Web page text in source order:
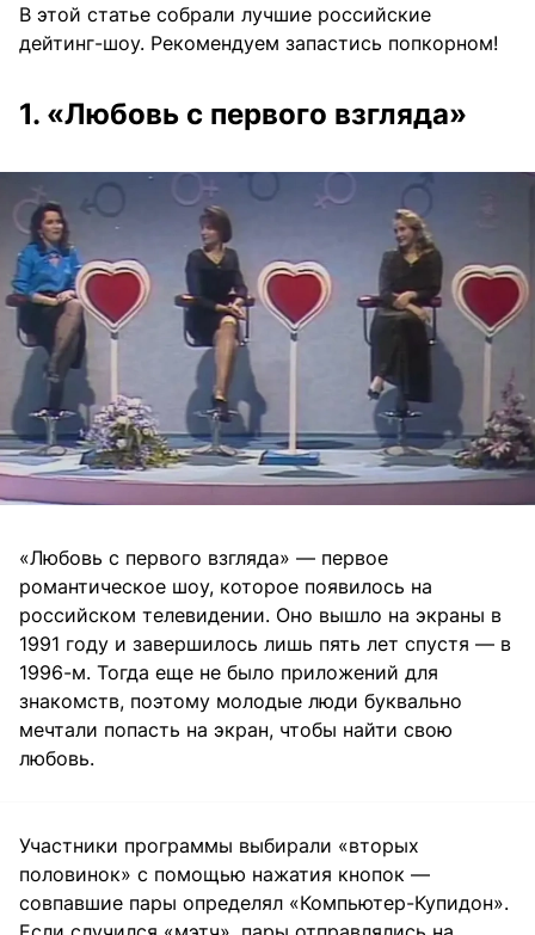
В этой статье собрали лучшие российские
дейтинг-шоу. Рекомендуем запастись попкорном!
1. «Любовь с первого взгляда»
«Любовь с первого взгляда» — первое
романтическое шоу, которое появилось на
российском телевидении. Оно вышло на экраны в
1991 году и завершилось лишь пять лет спустя — в
1996-м. Тогда еще не было приложений для
знакомств, поэтому молодые люди буквально
мечтали попасть на экран, чтобы найти свою
любовь.
Участники программы выбирали «вторых
половинок» с помощью нажатия кнопок —
совпавшие пары определял «Компьютер-Купидон».